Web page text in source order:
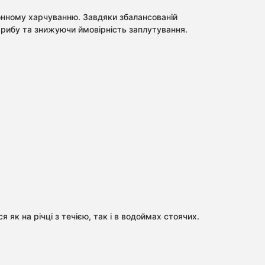
харчуванню. Завдяки збалансованій
та знижуючи ймовірність заплутування.
як на річці з течією, так і в водоймах стоячих.